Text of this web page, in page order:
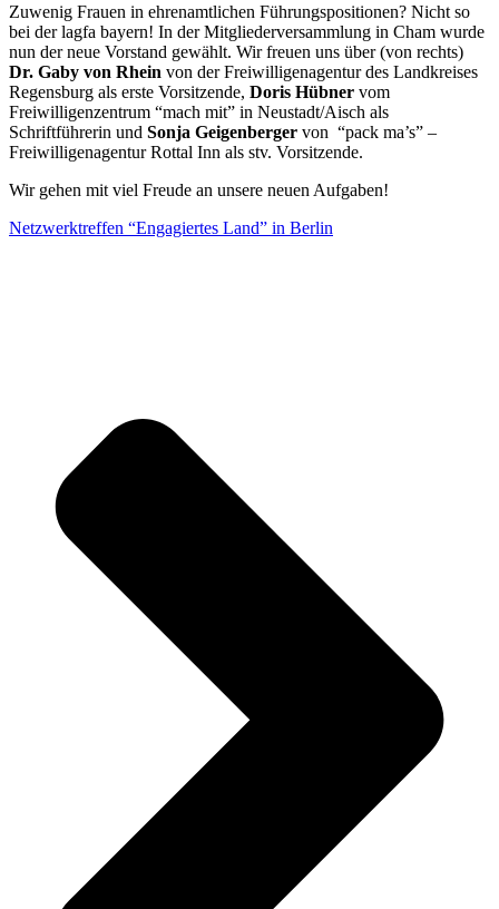
Zuwenig Frauen in ehrenamtlichen Führungspositionen? Nicht so
bei der lagfa bayern! In der Mitgliederversammlung in Cham wurde
nun der neue Vorstand gewählt. Wir freuen uns über (von rechts)
Dr. Gaby von Rhein von der Freiwilligenagentur des Landkreises
Regensburg als erste Vorsitzende, Doris Hübner vom
Freiwilligenzentrum “mach mit” in Neustadt/Aisch als
Schriftführerin und Sonja Geigenberger von “pack ma’s” –
Freiwilligenagentur Rottal Inn als stv. Vorsitzende.
Wir gehen mit viel Freude an unsere neuen Aufgaben!
Netzwerktreffen “Engagiertes Land” in Berlin